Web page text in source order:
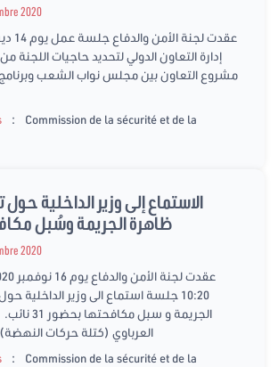
2020
إدارة التعاون الدولي لتحديد حاجيات اللجنة
مشروع التعاون بين مجلس نواب الشعب وبرنامج
:
Commission de la sécurité et de la
الاستماع إلى وزير الداخلية
ظاهرة الجريمة وسُبل
2020
10:20 جلسة استماع الى وزير
الجريمة و سبل
العرباوي (كتلة حركات
:
Commission de la sécurité et de la